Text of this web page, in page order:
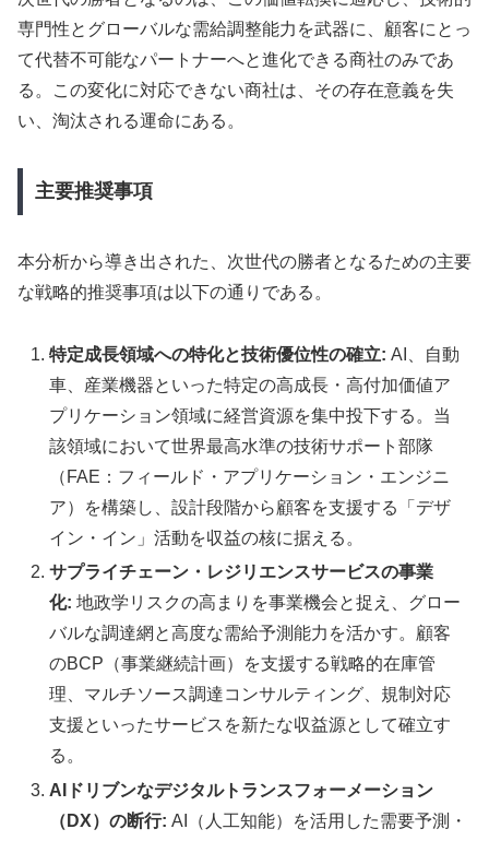
専門性とグローバルな需給調整能力を武器に、顧客にとっ
て代替不可能なパートナーへと進化できる商社のみであ
る。この変化に対応できない商社は、その存在意義を失
い、淘汰される運命にある。
主要推奨事項
本分析から導き出された、次世代の勝者となるための主要
な戦略的推奨事項は以下の通りである。
特定成長領域への特化と技術優位性の確立: AI、自動
車、産業機器といった特定の高成長・高付加価値ア
プリケーション領域に経営資源を集中投下する。当
該領域において世界最高水準の技術サポート部隊
（FAE：フィールド・アプリケーション・エンジニ
ア）を構築し、設計段階から顧客を支援する「デザ
イン・イン」活動を収益の核に据える。
サプライチェーン・レジリエンスサービスの事業
化: 地政学リスクの高まりを事業機会と捉え、グロー
バルな調達網と高度な需給予測能力を活かす。顧客
のBCP（事業継続計画）を支援する戦略的在庫管
理、マルチソース調達コンサルティング、規制対応
支援といったサービスを新たな収益源として確立す
る。
AIドリブンなデジタルトランスフォーメーション
（DX）の断行: AI（人工知能）を活用した需要予測・